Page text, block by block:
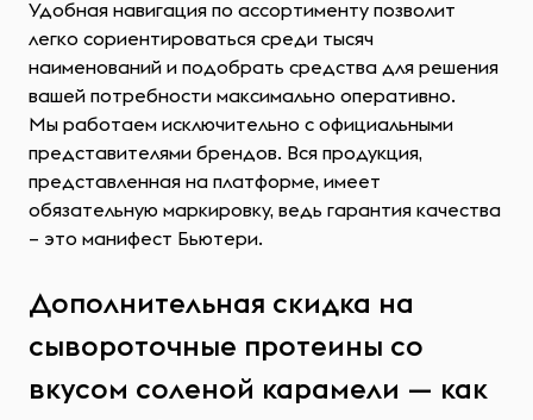
Удобная навигация по ассортименту позволит
легко сориентироваться среди тысяч
наименований и подобрать средства для решения
вашей потребности максимально оперативно.
Мы работаем исключительно с официальными
представителями брендов. Вся продукция,
представленная на платформе, имеет
обязательную маркировку, ведь гарантия качества
– это манифест Бьютери.
Дополнительная скидка на
сывороточные протеины со
вкусом соленой карамели — как